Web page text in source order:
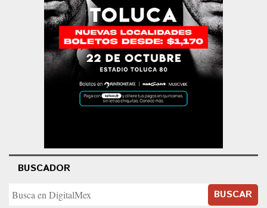
BUSCADOR
BUSCAR